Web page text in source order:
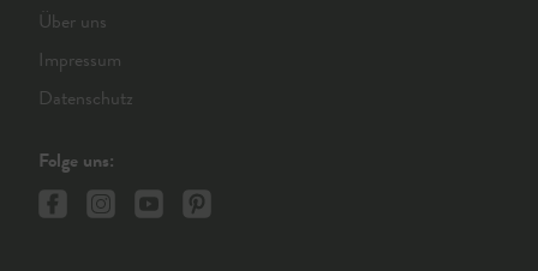
Über uns
Impressum
Datenschutz
Folge uns: